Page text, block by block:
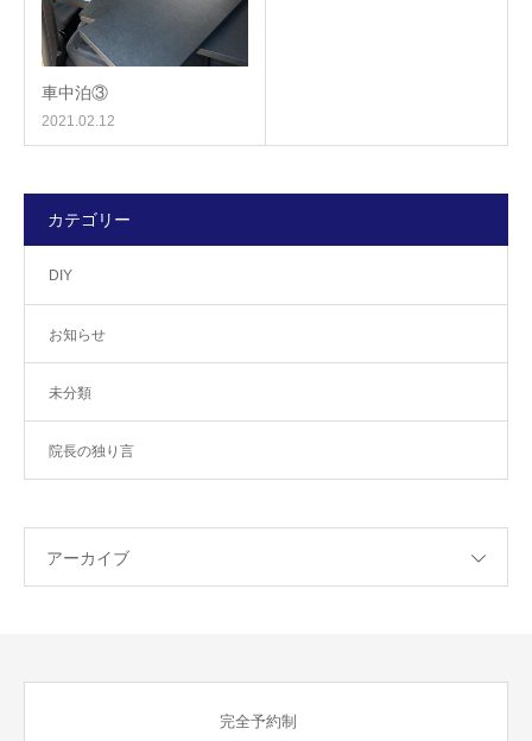
車中泊③
2021.02.12
カテゴリー
DIY
お知らせ
未分類
院長の独り言
アーカイブ
完全予約制